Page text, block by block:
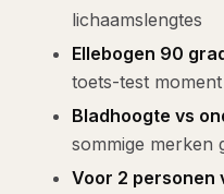
lichaamslengtes
Ellebogen 90
toets-test moment
Bladhoogte vs
sommige merken
Voor 2 personen